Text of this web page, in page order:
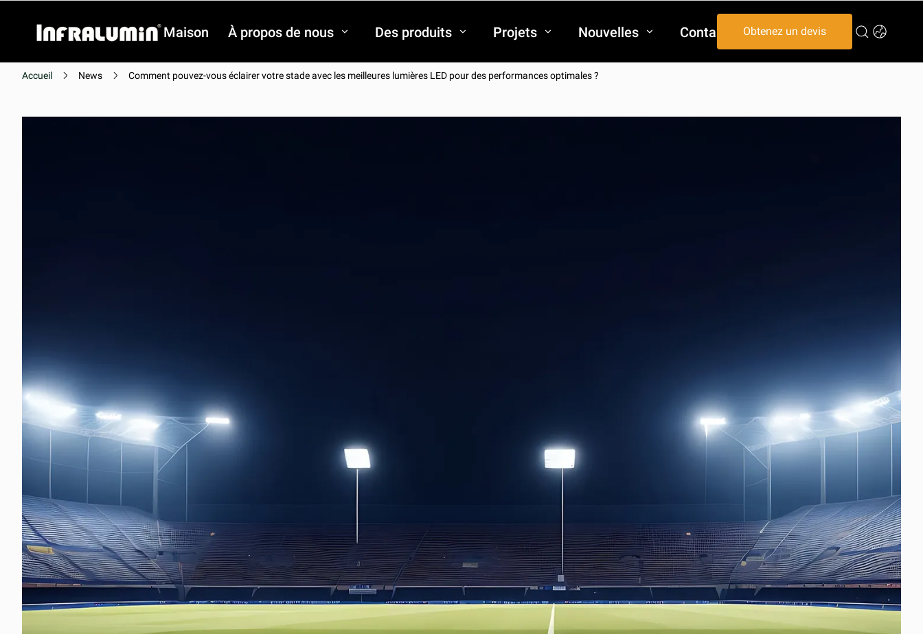
Maison À propos de nous Des produits Projets Nouvelles Contactez-nousObtenez un devis
Accueil News Comment pouvez-vous éclairer votre stade avec les meilleures lumières LED pour des performances optimales ?